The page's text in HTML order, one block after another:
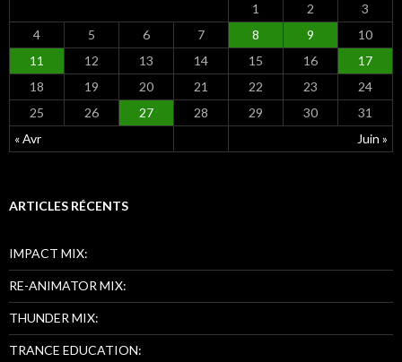
« Avr Juin »
1 2
3
4
5 6 7 8 9
10
11
12 13 14 15 16
17
18
19 20 21 22 23
24
25
26 27 28 29 30 31
ARTICLES RÉCENTS
IMPACT MIX:
RE-ANIMATOR MIX:
THUNDER MIX:
TRANCE EDUCATION: